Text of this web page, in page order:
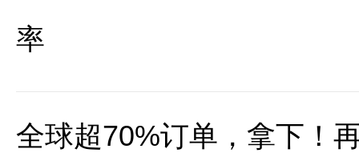
率
全球超70%订单，拿下！